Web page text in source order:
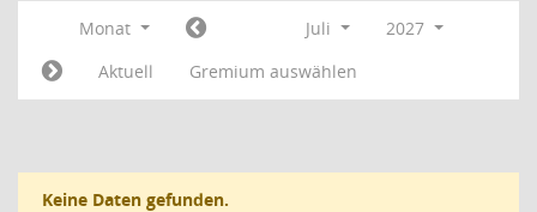
Monat Juli
2027
Aktuell
Gremium auswählen
Keine Daten gefunden.